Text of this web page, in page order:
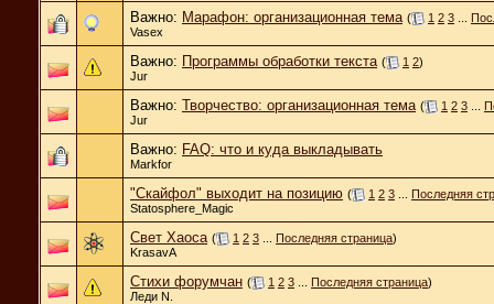
Важно: Марафон: организационная тема ( 1 2 3
Vasex
Важно: Программы обработки текста ( 1 2)
Jur
Важно: Творчество: организационная тема ( 1 2 3
Jur
Важно: FAQ: что и куда выкладывать
Markfor
"Скайфол" выходит на позицию ( 1 2 3
Последняя
Statosphere_Magic
Свет Хаоса ( 1 2 3 Последняя страница)
KrasavA
Стихи форумчан ( 1 2 3 Последняя страница)
Леди N.